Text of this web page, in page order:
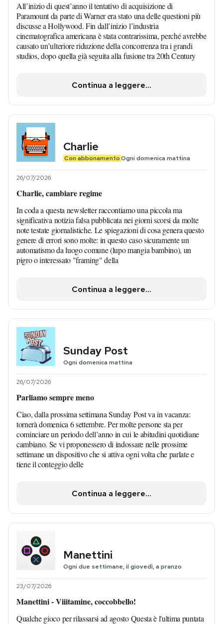
All’inizio di quest’anno il tentativo di acquisizione di
Paramount da parte di Warner era stato una delle questioni più
discusse a Hollywood. Fin dall’inizio l’industria
cinematografica americana è stata contrarissima, perché avrebbe
causato un’ulteriore riduzione della concorrenza tra i grandi
studios, dopo quella già seguita alla fusione tra 20th Century
Continua a leggere...
Charlie
Con abbonamentoOgni domenica mattina
26/07/2026
Charlie, cambiare regime
In coda a questa newsletter raccontiamo una piccola ma
significativa notizia falsa pubblicata nei giorni scorsi da molte
note testate giornalistiche. Le spiegazioni di cosa genera questo
genere di errori sono molte: in questo caso sicuramente un
automatismo da luogo comune (lupo mangia bambino), un
pigro o interessato "framing" della
Continua a leggere...
Sunday Post
Ogni domenica mattina
26/07/2026
Parliamo sempre meno
Ciao, dalla prossima settimana Sunday Post va in vacanza:
tornerà domenica 6 settembre. Per molte persone sta per
cominciare un periodo dell’anno in cui le abitudini quotidiane
cambiano. Se vi proponessero di indossare nelle prossime
settimane un dispositivo che si attiva ogni volta che parlate e
tiene il conteggio delle
Continua a leggere...
Manettini
Ogni due settimane, il giovedì, a pranzo
23/07/2026
Manettini - Viiitamine, coccobbello!
Qualche gioco per rilassarsi ad agosto Questa è l'ultima puntata